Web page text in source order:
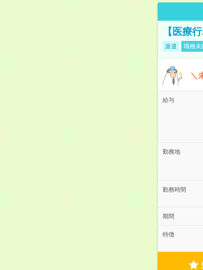
【医療
派遣 職種未
＼
給与
勤務地
勤務時間
期間
特徴